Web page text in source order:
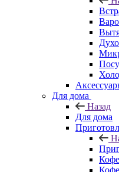
Для дома
Назад
Для дома